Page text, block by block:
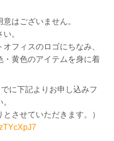
はございません。
。
フィスのロゴにちなみ、
・黄色のアイテムを身に着
に下記よりお申し込みフ
させていただきます。）